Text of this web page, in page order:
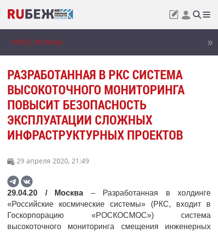
ПРЕСС-РЕЛИЗЫ
РАЗРАБОТАННАЯ В РКС СИСТЕМА
ВЫСОКОТОЧНОГО МОНИТОРИНГА
ПОВЫСИТ БЕЗОПАСНОСТЬ
ЭКСПЛУАТАЦИИ СЛОЖНЫХ
ИНФРАСТРУКТУРНЫХ ПРОЕКТОВ
29 апреля 2020, 21:49
29.04.20 / Москва – Разработанная в холдинге
«Российские космические системы» (РКС, входит в
Госкорпорацию «РОСКОСМОС») система
высокоточного мониторинга смещения инженерных